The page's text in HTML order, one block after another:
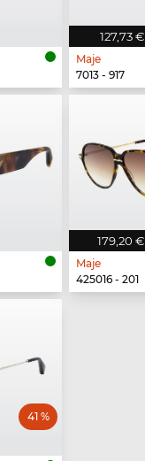
127,73 €
Maje
7013 - 917
179,20 €
Maje
425016 - 201
41 %